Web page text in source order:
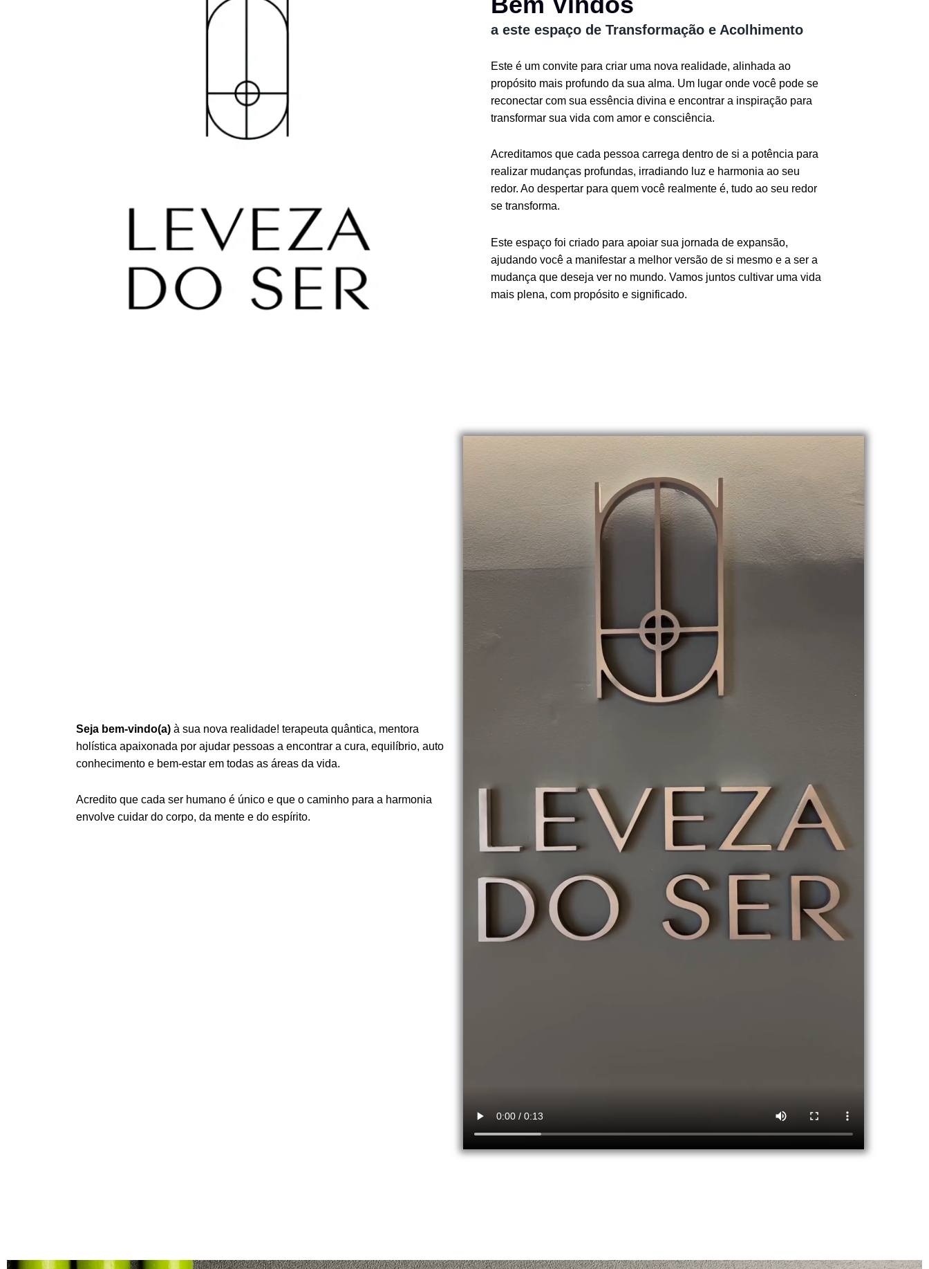
a este espaço de Transformação e Acolhimento
Este é um convite para criar uma nova realidade, alinhada ao
propósito mais profundo da sua alma. Um lugar onde você pode se
reconectar com sua essência divina e encontrar a inspiração para
transformar sua vida com amor e consciência.
Acreditamos que cada pessoa carrega dentro de si a potência para
realizar mudanças profundas, irradiando luz e harmonia ao seu
redor. Ao despertar para quem você realmente é, tudo ao seu redor
se transforma.
Este espaço foi criado para apoiar sua jornada de expansão,
ajudando você a manifestar a melhor versão de si mesmo e a ser a
mudança que deseja ver no mundo. Vamos juntos cultivar uma vida
mais plena, com propósito e significado.
Seja bem-vindo(a) à sua nova realidade! terapeuta quântica, mentora
holística apaixonada por ajudar pessoas a encontrar a cura, equilíbrio, auto
conhecimento e bem-estar em todas as áreas da vida.
Acredito que cada ser humano é único e que o caminho para a harmonia
envolve cuidar do corpo, da mente e do espírito.